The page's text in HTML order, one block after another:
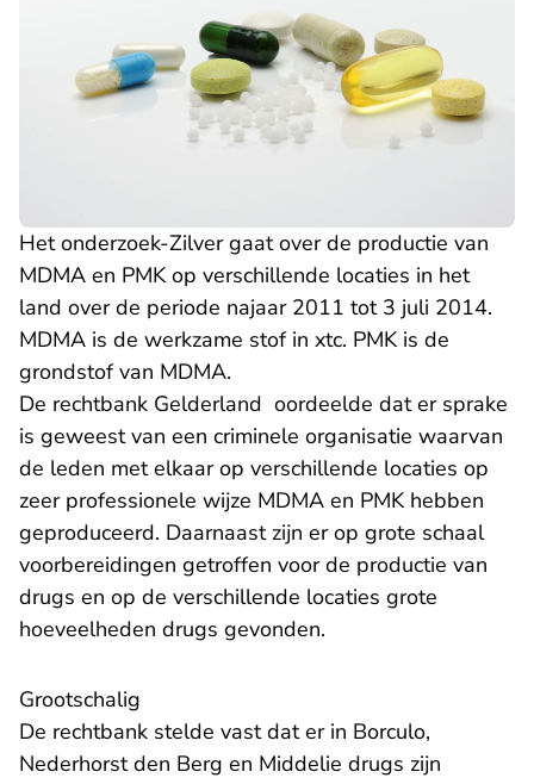
Het onderzoek-Zilver gaat over de productie van
MDMA en PMK op verschillende locaties in het
land over de periode najaar 2011 tot 3 juli 2014.
MDMA is de werkzame stof in xtc. PMK is de
grondstof van MDMA.
De rechtbank Gelderland oordeelde dat er sprake
is geweest van een criminele organisatie waarvan
de leden met elkaar op verschillende locaties op
zeer professionele wijze MDMA en PMK hebben
geproduceerd. Daarnaast zijn er op grote schaal
voorbereidingen getroffen voor de productie van
drugs en op de verschillende locaties grote
hoeveelheden drugs gevonden.
Grootschalig
De rechtbank stelde vast dat er in Borculo,
Nederhorst den Berg en Middelie drugs zijn